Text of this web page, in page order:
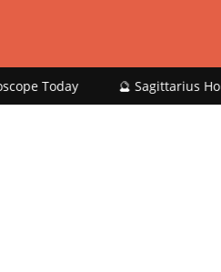
🔮 Sagittarius Horoscope